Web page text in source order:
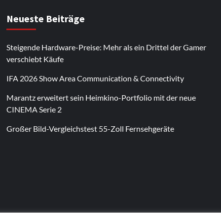
Neueste Beiträge
Steigende Hardware-Preise: Mehr als ein Drittel der Gamer
verschiebt Käufe
IFA 2026 Show Area Communication & Connectivity
Marantz erweitert sein Heimkino-Portfolio mit der neue
CINEMA Serie 2
Großer Bild-Vergleichstest 55-Zoll Fernsehgeräte